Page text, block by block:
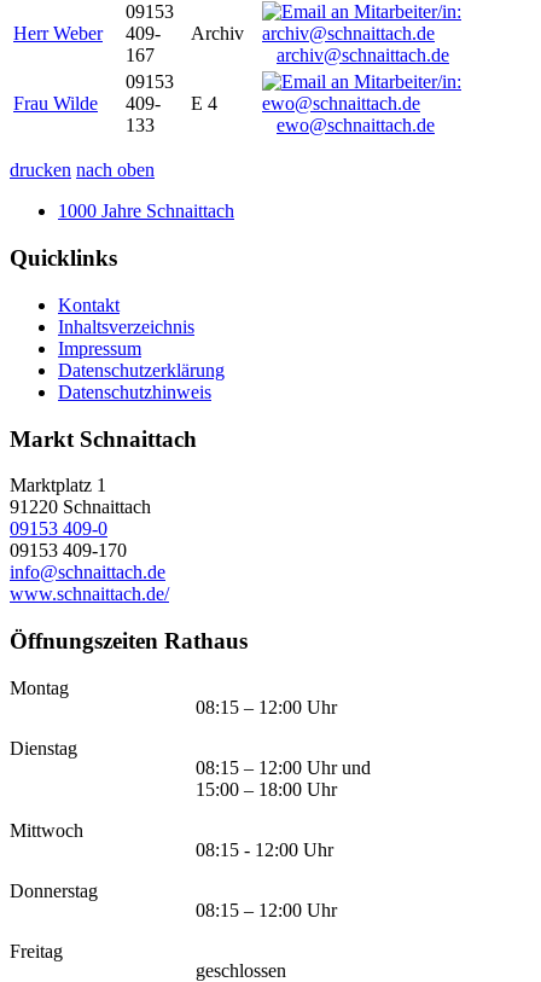
Herr Weber
09153
409-
167
Archiv
archiv@schnaittach.de
Frau Wilde
09153
409-
133
E 4
ewo@schnaittach.de
drucken nach oben
1000 Jahre Schnaittach
Quicklinks
Kontakt
Inhaltsverzeichnis
Impressum
Datenschutzerklärung
Datenschutzhinweis
Markt Schnaittach
Marktplatz 1
91220 Schnaittach
09153 409-0
09153 409-170
info@schnaittach.de
www.schnaittach.de/
Öffnungszeiten Rathaus
Montag
08:15 – 12:00 Uhr
Dienstag
08:15 – 12:00 Uhr und
15:00 – 18:00 Uhr
Mittwoch
08:15 - 12:00 Uhr
Donnerstag
08:15 – 12:00 Uhr
Freitag
geschlossen